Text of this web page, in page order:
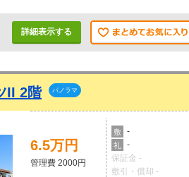
詳細表示する
II 2階 パノラマ
6.5万円
管理費 2000円
敷 -
礼
-
保証金 -
敷引・償却 -